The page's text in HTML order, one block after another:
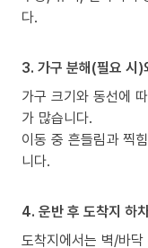
다.
3. 가구 분해(필요 시)
가구 크기와 동선에
가 많습니다.
이동 중 흔들림과 찍
니다.
4. 운반 후 도착지 하
도착지에서는 벽/바